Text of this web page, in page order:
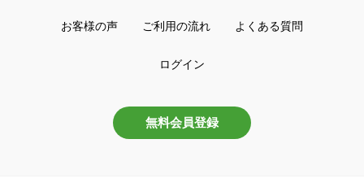
お客様の声 ご利用の流れ よくある質問
ログイン
無料会員登録